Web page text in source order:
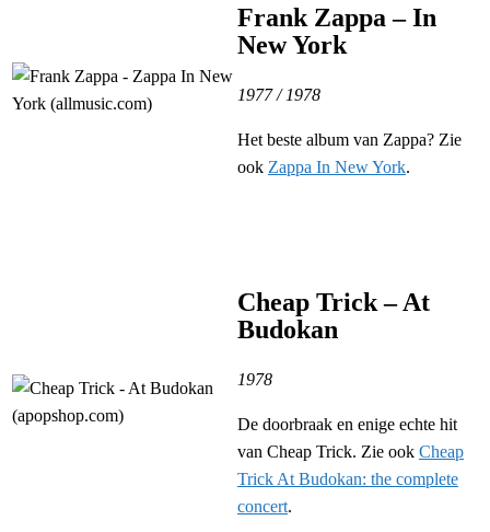
Frank Zappa – In
New York
1977 / 1978
Het beste album van Zappa? Zie
ook Zappa In New York.
Cheap Trick – At
Budokan
1978
De doorbraak en enige echte hit
van Cheap Trick. Zie ook Cheap
Trick At Budokan: the complete
concert.